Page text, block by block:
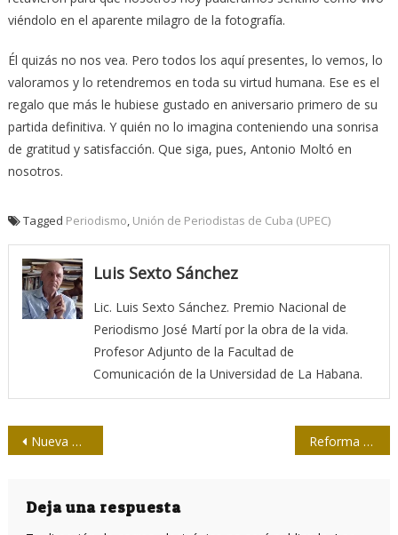
viéndolo en el aparente milagro de la fotografía.
Él quizás no nos vea. Pero todos los aquí presentes, lo vemos, lo
valoramos y lo retendremos en toda su virtud humana. Ese es el
regalo que más le hubiese gustado en aniversario primero de su
partida definitiva. Y quién no lo imagina conteniendo una sonrisa
de gratitud y satisfacción. Que siga, pues, Antonio Moltó en
nosotros.
Tagged Periodismo, Unión de Periodistas de Cuba (UPEC)
Luis Sexto Sánchez
Lic. Luis Sexto Sánchez. Premio Nacional de
Periodismo José Martí por la obra de la vida.
Profesor Adjunto de la Facultad de
Comunicación de la Universidad de La Habana.
Navegación
entradas
Nueva Constitución para Cuba: luces y reclamos (Segunda parte, final) Reforma constitucional, periodismo y consenso: trinidad provocadora (+ vídeo)
Deja una respuesta